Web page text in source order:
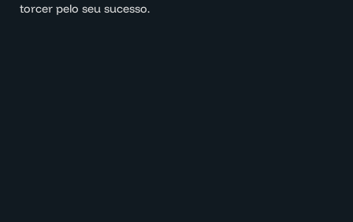
torcer pelo seu sucesso.